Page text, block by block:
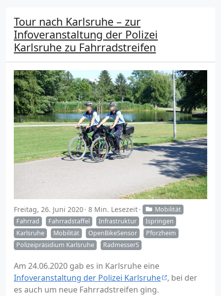
Tour nach Karlsruhe – zur
Infoveranstaltung der Polizei
Karlsruhe zu Fahrradstreifen
Freitag, 26. Juni 2020 8 Min. Lesezeit
Mobilität
Fahrrad
Fahrradstaffel Infrastruktur
Ispringen
Karlsruhe
Mobilität OpenBikeSensor
Pforzheim
Polizeipräsidium Karlsruhe
RadmesserS
Am 24.06.2020 gab es in Karlsruhe eine
Infoveranstaltung der Polizei Karlsruhe
, bei der
es auch um neue Fahrradstreifen ging.